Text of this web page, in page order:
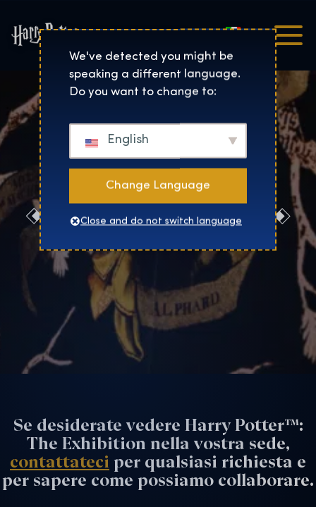
Harry Potter™: The
Italiano
Prenotaci
Se desiderate vedere Harry Potter™:
The Exhibition nella vostra sede,
contattateci per qualsiasi richiesta e
per sapere come possiamo collaborare.
We've detected you might be
speaking a different language.
Do you want to change to:
English
Change Language
Close and do not switch language